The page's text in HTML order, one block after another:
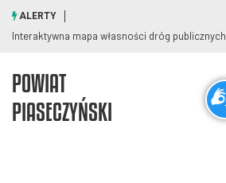
visibility_off
ALERTY
Interaktywna mapa własności dróg publicznych
POWIAT
PIASECZYŃSKI